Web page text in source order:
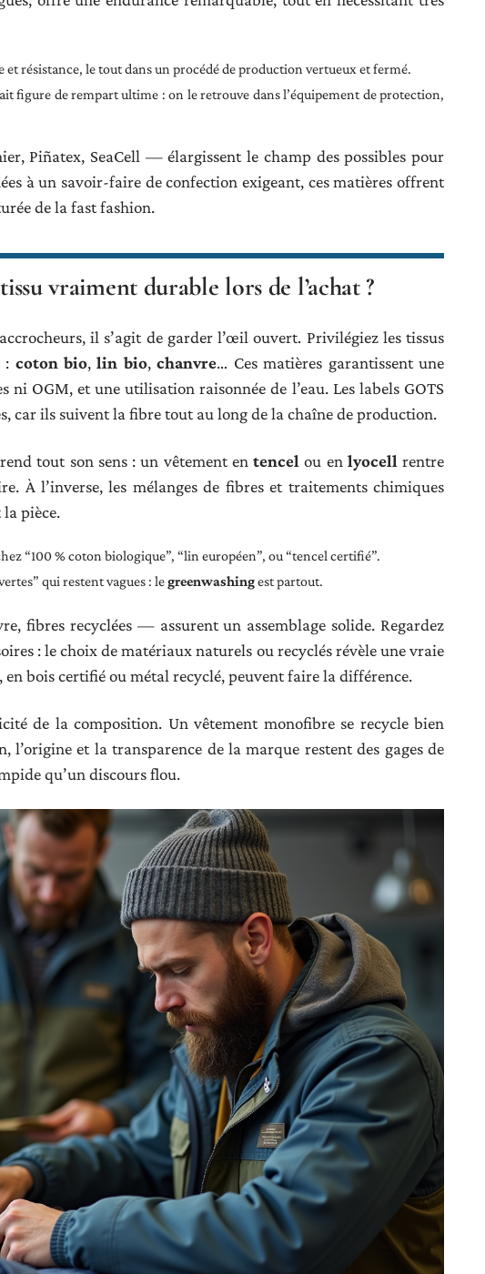
et résistance, le tout dans un procédé de production vertueux et fermé.
figure de rempart ultime : on le retrouve dans l’équipement de protection,
Piñatex, SeaCell — élargissent le champ des possibles pour
à un savoir-faire de confection exigeant, ces matières offrent
de la fast fashion.
vraiment durable lors de l’achat ?
il s’agit de garder l’œil ouvert. Privilégiez les tissus
: coton bio,lin bio,chanvre… Ces matières garantissent une
OGM, et une utilisation raisonnée de l’eau. Les labels GOTS
car ils suivent la fibre tout au long de la chaîne de production.
tout son sens : un vêtement entencel ou en lyocell rentre
À l’inverse, les mélanges de fibres et traitements chimiques
pièce.
“100 % coton biologique”, “lin européen”, ou “tencel certifié”.
qui restent vagues : legreenwashingest partout.
fibres recyclées — assurent un assemblage solide. Regardez
: le choix de matériaux naturels ou recyclés révèle une vraie
en bois certifié ou métal recyclé, peuvent faire la différence.
de la composition. Un vêtement monofibre se recycle bien
l’origine et la transparence de la marque restent des gages de
qu’un discours flou.